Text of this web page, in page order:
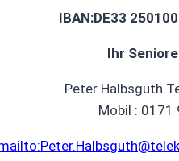
IBAN:DE33
Ihr
Peter Halbsguth
Mobil : 0171